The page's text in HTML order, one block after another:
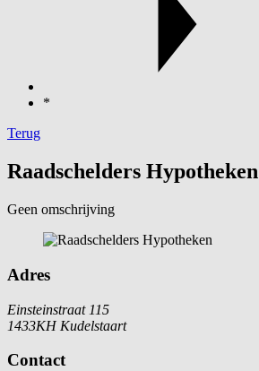
*
Terug
Raadschelders Hypotheken
Geen omschrijving
Adres
Einsteinstraat 115
1433KH Kudelstaart
Contact